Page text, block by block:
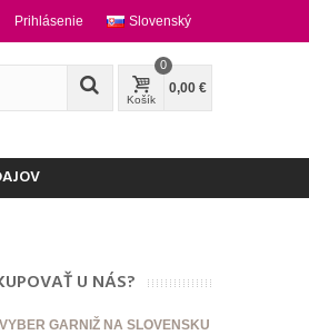
Slovenský
Prihlásenie
Košík
0
0,00 €
U NÁS?
GARNIŽ NA SLOVENSKU